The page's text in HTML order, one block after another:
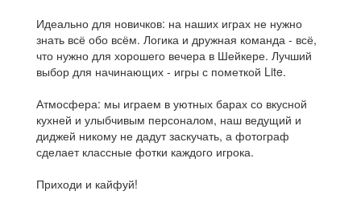
Идеально для новичков: на наших играх не нужно
знать всё обо всём. Логика и дружная команда - всё,
что нужно для хорошего вечера в Шейкере. Лучший
выбор для начинающих - игры с пометкой Lite.
Атмосфера: мы играем в уютных барах со вкусной
кухней и улыбчивым персоналом, наш ведущий и
диджей никому не дадут заскучать, а фотограф
сделает классные фотки каждого игрока.
Приходи и кайфуй!